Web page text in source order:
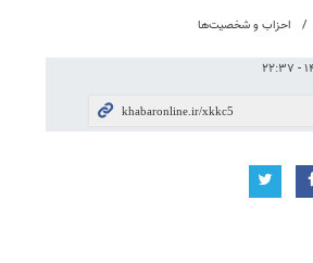
احزاب و شخصیت‌ها